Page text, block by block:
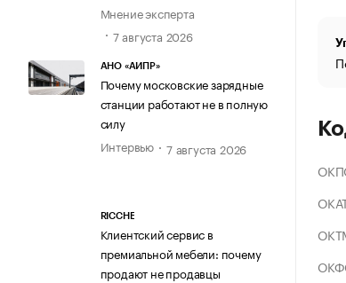
Мнение эксперта
7 августа 2026
АНО «АИПР»
Почему московские зарядные
станции работают не в полную
силу
Интервью
7 августа 2026
RICCHE
Клиентский сервис в
премиальной мебели: почему
продают не продавцы